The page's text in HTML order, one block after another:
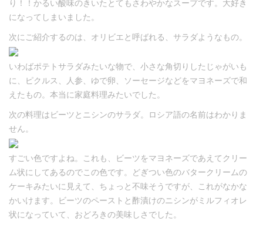
り！！かるい酸味のきいたとてもさわやかなスープです。大好き
になってしまいました。
次にご紹介するのは、オリビエと呼ばれる、サラダようなもの。
いわばポテトサラダみたいな物で、小さな角切りしたじゃがいも
に、ピクルス、人参、ゆで卵、ソーセージなどをマヨネーズで和
えたもの。本当に家庭料理みたいでした。
次の料理はビーツとニシンのサラダ。ロシア語の名前はわかりま
せん。
すごい色ですよね。これも、ビーツをマヨネーズであえてクリー
ム状にしてあるのでこの色です。どぎつい色のバタークリームの
ケーキみたいに見えて、ちょっと不味そうですが、これがなかな
かいけます。ビーツのペーストと酢漬けのニシンがミルフィオレ
状になっていて、おどろきの美味しさでした。